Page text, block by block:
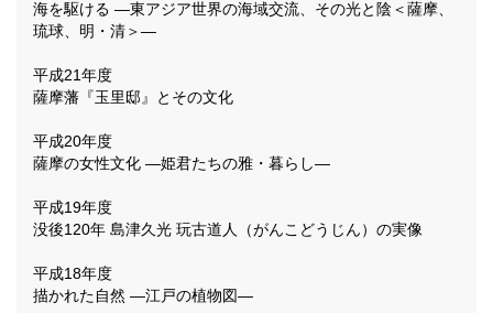
海を駆ける ―東アジア世界の海域交流、その光と陰＜薩摩、
琉球、明・清＞―
平成21年度
薩摩藩『玉里邸』とその文化
平成20年度
薩摩の女性文化 ―姫君たちの雅・暮らし―
平成19年度
没後120年 島津久光 玩古道人（がんこどうじん）の実像
平成18年度
描かれた自然 ―江戸の植物図―